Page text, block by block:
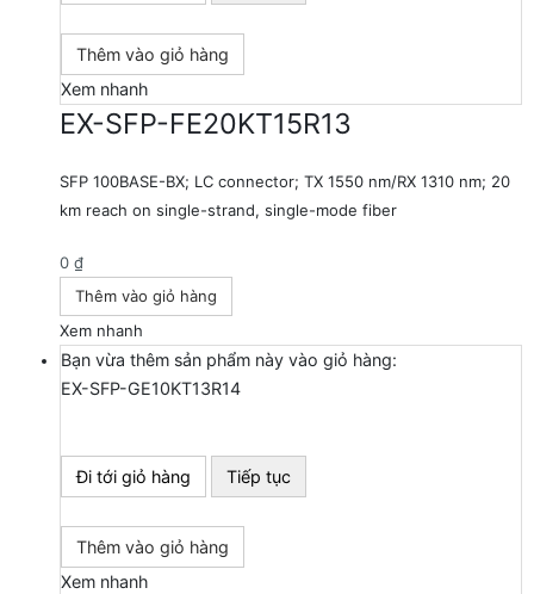
Thêm vào giỏ hàng
Xem nhanh
EX-SFP-FE20KT15R13
SFP 100BASE-BX; LC connector; TX 1550 nm/RX 1310 nm; 20
km reach on single-strand, single-mode fiber
0 ₫
Thêm vào giỏ hàng
Xem nhanh
Bạn vừa thêm sản phẩm này vào giỏ hàng:
EX-SFP-GE10KT13R14
Đi tới giỏ hàng Tiếp tục
Thêm vào giỏ hàng
Xem nhanh